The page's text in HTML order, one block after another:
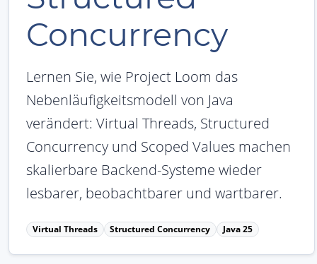
Concurrency
Lernen Sie, wie Project Loom das
Nebenläufigkeitsmodell von Java
verändert: Virtual Threads, Structured
Concurrency und Scoped Values machen
skalierbare Backend-Systeme wieder
lesbarer, beobachtbarer und wartbarer.
Virtual Threads Structured Concurrency Java 25